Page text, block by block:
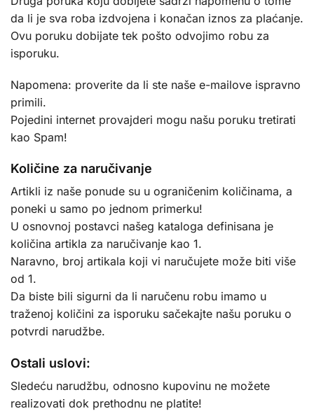
da li je sva roba izdvojena i konačan iznos za plaćanje.
Ovu poruku dobijate tek pošto odvojimo robu za
isporuku.
Napomena: proverite da li ste naše e-mailove ispravno
primili.
Pojedini internet provajderi mogu našu poruku tretirati
kao Spam!
Količine za naručivanje
Artikli iz naše ponude su u ograničenim količinama, a
poneki u samo po jednom primerku!
U osnovnoj postavci našeg kataloga definisana je
količina artikla za naručivanje kao 1.
Naravno, broj artikala koji vi naručujete može biti više
od 1.
Da biste bili sigurni da li naručenu robu imamo u
traženoj količini za isporuku sačekajte našu poruku o
potvrdi narudžbe.
Ostali uslovi:
Sledeću narudžbu, odnosno kupovinu ne možete
realizovati dok prethodnu ne platite!